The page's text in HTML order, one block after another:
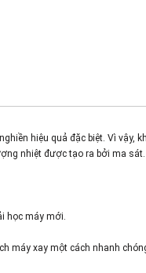
hiệu quả đặc biệt. Vì vậy,
nhiệt được tạo ra bởi ma sát.
học máy mới.
máy xay một cách nhanh